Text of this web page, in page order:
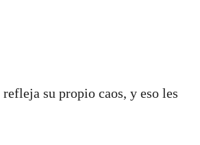
su propio caos, y eso les